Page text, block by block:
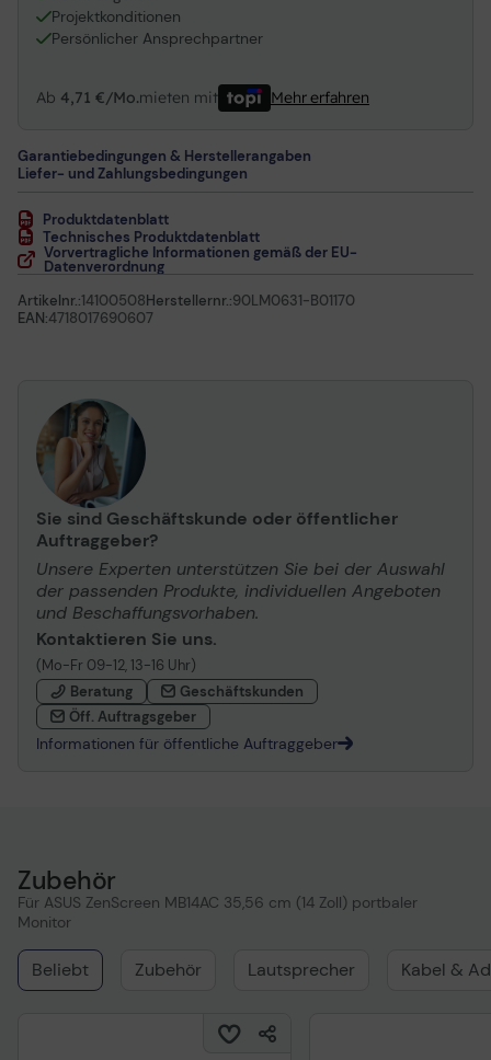
Projektkonditionen
Persönlicher Ansprechpartner
Ab 4,71 €/Mo.mieten mit Mehr erfahren
Garantiebedingungen & Herstellerangaben
Liefer- und Zahlungsbedingungen
Produktdatenblatt
Technisches Produktdatenblatt
Vorvertragliche Informationen gemäß der EU-
Datenverordnung
Artikelnr.:14100508Herstellernr.:90LM0631-B01170
EAN:4718017690607
Sie sind Geschäftskunde oder öffentlicher
Auftraggeber?
Unsere Experten unterstützen Sie bei der Auswahl
der passenden Produkte, individuellen Angeboten
und Beschaffungsvorhaben.
Kontaktieren Sie uns.
(Mo-Fr 09-12, 13-16 Uhr)
Beratung
Geschäftskunden
Öff. Auftragsgeber
Informationen für öffentliche Auftraggeber
Zubehör
Für ASUS ZenScreen MB14AC 35,56 cm (14 Zoll) portbaler
Monitor
Beliebt Zubehör Lautsprecher Kabel &